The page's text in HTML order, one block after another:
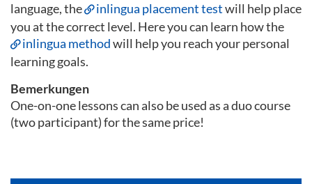
language, the
inlingua placement testwill help place
you at the correct level. Here you can learn how the
inlingua methodwill help you reach your personal
learning goals.
Bemerkungen
One-on-one lessons can also be used as a duo course
(two participant) for the same price!